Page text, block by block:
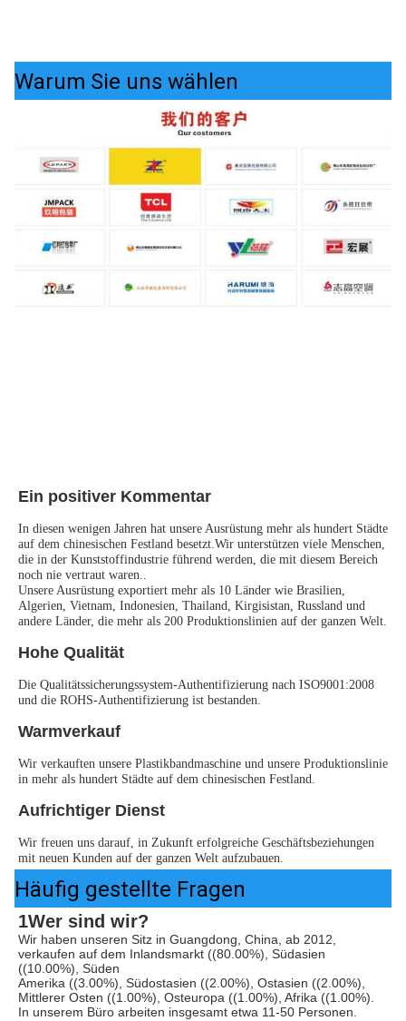
Warum Sie uns wählen
Ein positiver Kommentar
In diesen wenigen Jahren hat unsere Ausrüstung mehr als hundert Städte
auf dem chinesischen Festland besetzt.Wir unterstützen viele Menschen,
die in der Kunststoffindustrie führend werden, die mit diesem Bereich
noch nie vertraut waren..
Unsere Ausrüstung exportiert mehr als 10 Länder wie Brasilien,
Algerien, Vietnam, Indonesien, Thailand, Kirgisistan, Russland und
andere Länder, die mehr als 200 Produktionslinien auf der ganzen Welt.
Hohe Qualität
Die Qualitätssicherungssystem-Authentifizierung nach ISO9001:2008
und die ROHS-Authentifizierung ist bestanden.
Warmverkauf
Wir verkauften unsere Plastikbandmaschine und unsere Produktionslinie
in mehr als hundert Städte auf dem chinesischen Festland.
Aufrichtiger Dienst
Wir freuen uns darauf, in Zukunft erfolgreiche Geschäftsbeziehungen
mit neuen Kunden auf der ganzen Welt aufzubauen.
Häufig gestellte Fragen
1Wer sind wir?
Wir haben unseren Sitz in Guangdong, China, ab 2012,
verkaufen auf dem Inlandsmarkt ((80.00%), Südasien
((10.00%), Süden
Amerika ((3.00%), Südostasien ((2.00%), Ostasien ((2.00%),
Mittlerer Osten ((1.00%), Osteuropa ((1.00%), Afrika ((1.00%).
In unserem Büro arbeiten insgesamt etwa 11-50 Personen.